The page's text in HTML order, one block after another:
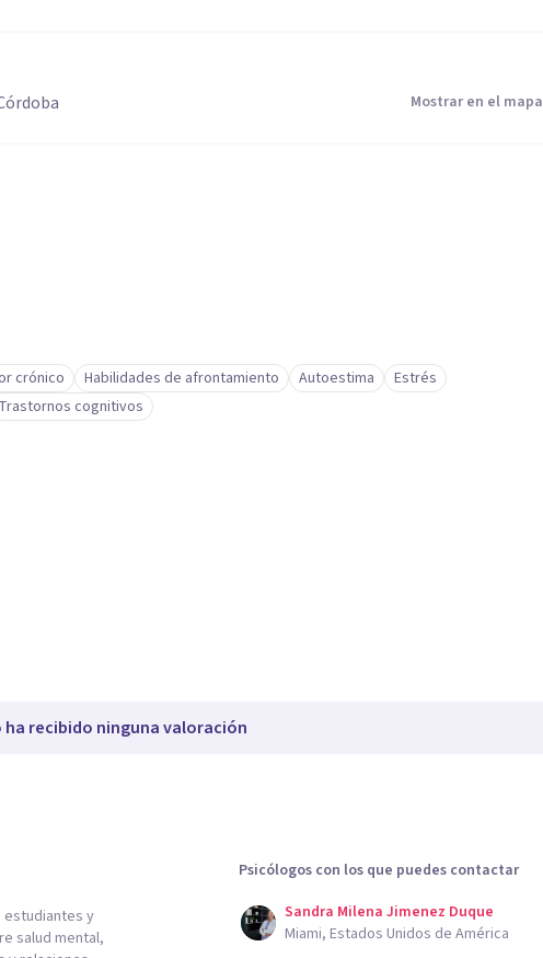
Mostrar en el mapa
crónico Habilidades de afrontamiento Autoestima
Estrés
Trastornos cognitivos
ha recibido ninguna valoración
estudiantes y
salud mental,
Psicólogos con los que puedes contactar
Sandra Milena Jimenez Duque
Miami, Estados Unidos de América